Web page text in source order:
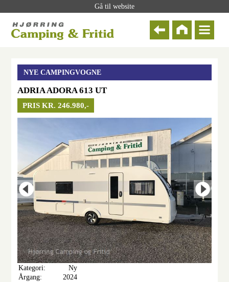
Gå til website
NYE CAMPINGVOGNE
ADRIA ADORA 613 UT
PRIS KR. 246.980,-
Kategori:
Ny
Årgang:
2024